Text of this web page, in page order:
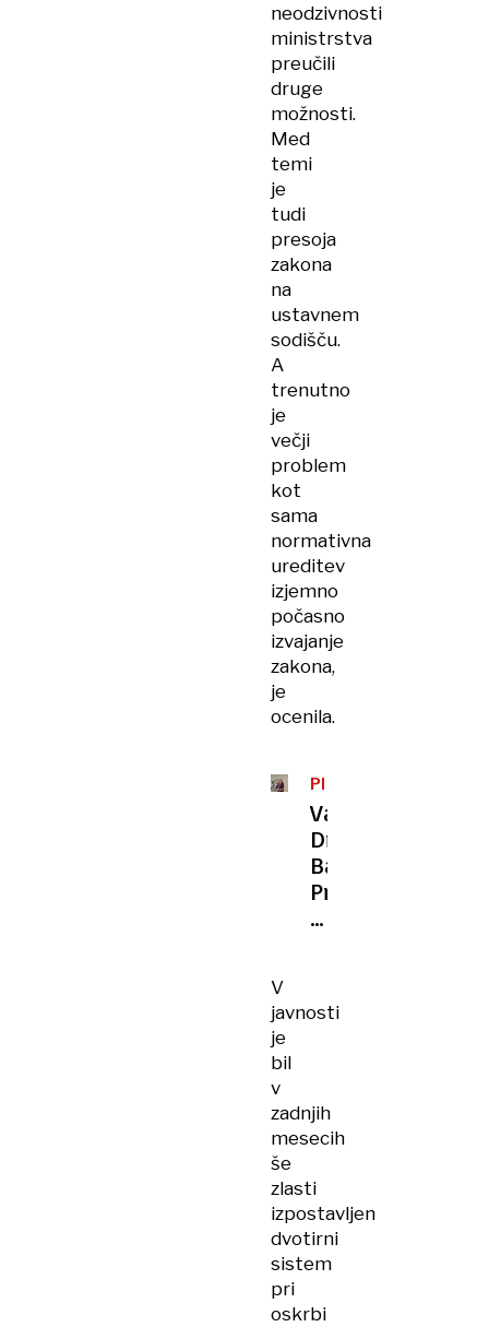
neodzivnosti
ministrstva
preučili
druge
možnosti.
Med
temi
je
tudi
presoja
zakona
na
ustavnem
sodišču.
A
trenutno
je
večji
problem
kot
sama
normativna
ureditev
izjemno
počasno
izvajanje
zakona,
je
ocenila.
PRIKRITA
GROBIŠČA
Varuhinja
Drenik
Bavdek:
Pravica
do
človekova
V
javnosti
je
bil
v
zadnjih
mesecih
še
zlasti
izpostavljen
dvotirni
sistem
pri
oskrbi